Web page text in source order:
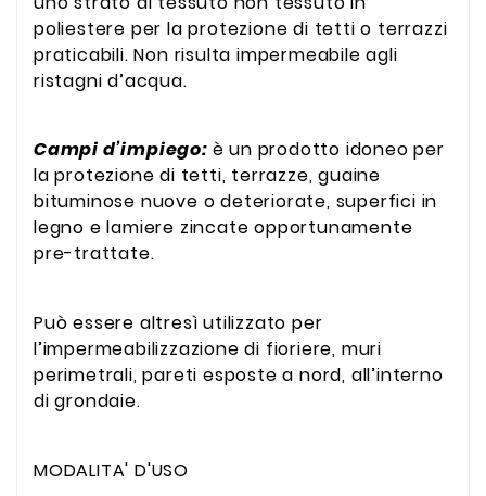
poliestere per la protezione di tetti o terrazzi
praticabili. Non risulta impermeabile agli
ristagni d’acqua.
Campi d’impiego:è un prodotto idoneo per
la protezione di tetti, terrazze, guaine
bituminose nuove o deteriorate, superfici in
legno e lamiere zincate opportunamente
pre-trattate.
Può essere altresì utilizzato per
l’impermeabilizzazione di fioriere, muri
perimetrali, pareti esposte a nord, all’interno
di grondaie.
MODALITA' D'USO